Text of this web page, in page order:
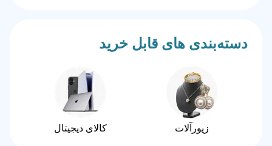
دسته‌بندی های قابل خرید
زیورآلات کالای دیجیتال